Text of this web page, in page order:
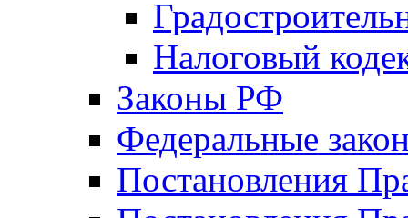
Налоговый
Законы РФ
Федеральные
Постановления